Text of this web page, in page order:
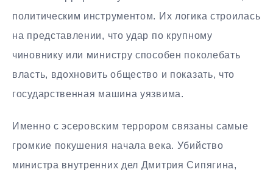
политическим инструментом. Их логика строилась
на представлении, что удар по крупному
чиновнику или министру способен поколебать
власть, вдохновить общество и показать, что
государственная машина уязвима.
Именно с эсеровским террором связаны самые
громкие покушения начала века. Убийство
министра внутренних дел Дмитрия Сипягина,